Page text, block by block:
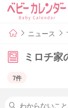
ニュース
ミロチ家
7件